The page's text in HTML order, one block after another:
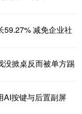
59.27% 减免企业社
没掀桌反而被单方踢
AI按键与后置副屏